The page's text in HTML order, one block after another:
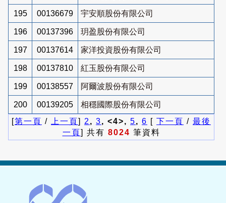
195 00136679 宇安順股份有限公司
196 00137396 玥盈股份有限公司
197 00137614 家洋投資股份有限公司
198 00137810 紅玉股份有限公司
199 00138557 阿爾波股份有限公司
200 00139205
相穩國際股份有限公司
[第一頁 / 上一頁] 2 , 3, <4>, 5, 6 [ 下一頁 / 最後
一頁] 共有 8024 筆資料